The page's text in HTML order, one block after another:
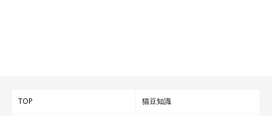
TOP 猫豆知識